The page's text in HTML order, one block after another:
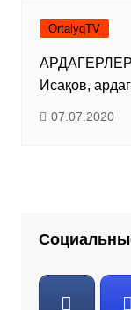
OrtalyqTV
Исақов,
07.07.2020